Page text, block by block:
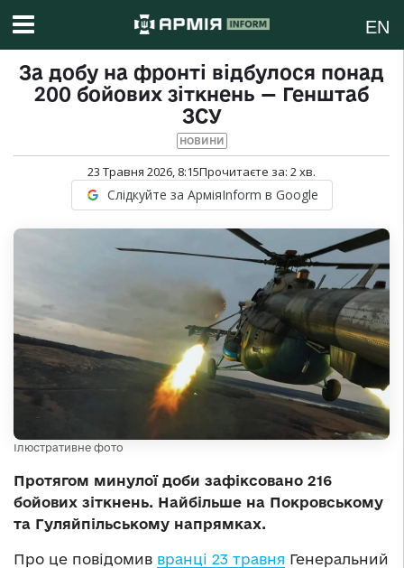
EN
За добу на фронті відбулося понад
200 бойових зіткнень — Генштаб
ЗСУ
НОВИНИ
23 Травня 2026, 8:15Прочитаєте за: 2хв.
Слідкуйте за АрміяInform в Google
Ілюстративне фото
Протягом минулої доби зафіксовано 216
бойових зіткнень. Найбільше на Покровському
та Гуляйпільському напрямках.
Про це повідомив вранці 23 травня Генеральний